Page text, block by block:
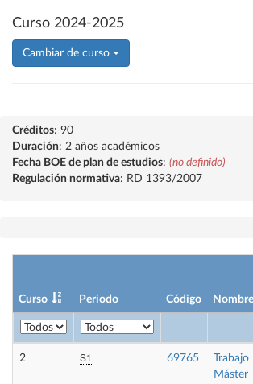
Curso 2024-2025
Cambiar de curso
Créditos: 90
Duración: 2 años académicos
Fecha BOE de plan de estudios: (no definido)
Regulación normativa: RD 1393/2007
Curso Periodo Código Nombre
2 S1 69765
Máster